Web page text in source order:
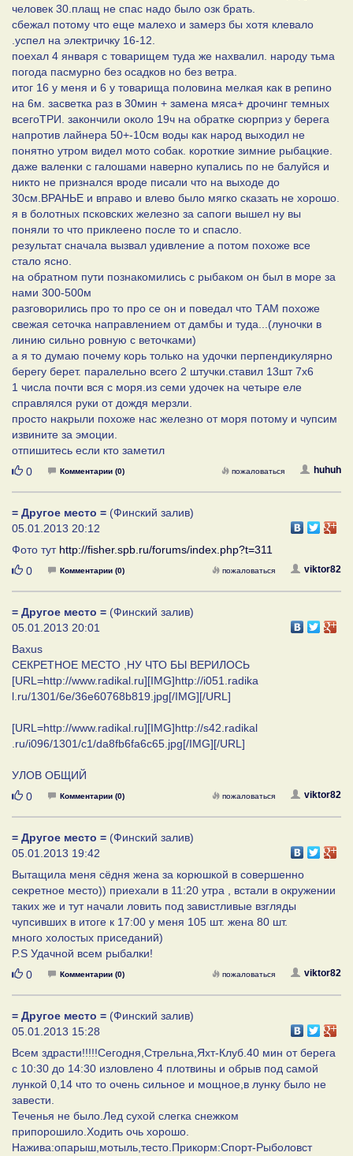
человек 30.плащ не спас надо было озк брать.
сбежал потому что еще малехо и замерз бы хотя клевало
.успел на электричку 16-12.
поехал 4 января с товарищем туда же нахвалил. народу тьма
погода пасмурно без осадков но без ветра.
итог 16 у меня и 6 у товарища половина мелкая как в репино
на 6м. засветка раз в 30мин + замена мяса+ дрочинг темных
всегоТРИ. закончили около 19ч на обратке сюрприз у берега
напротив лайнера 50+-10см воды как народ выходил не
понятно утром видел мото собак. короткие зимние рыбацкие.
даже валенки с галошами наверно купались по не балуйся и
никто не признался вроде писали что на выходе до
30см.ВРАНЬЕ и вправо и влево было мягко сказать не хорошо.
я в болотных псковских железно за сапоги вышел ну вы
поняли то что приклеено после то и спасло.
результат сначала вызвал удивление а потом похоже все
стало ясно.
на обратном пути познакомились с рыбаком он был в море за
нами 300-500м
разговорились про то про се он и поведал что ТАМ похоже
свежая сеточка направлением от дамбы и туда...(луночки в
линию сильно ровную с веточками)
а я то думаю почему корь только на удочки перпендикулярно
берегу берет. паралельно всего 2 штучки.ставил 13шт 7х6
1 числа почти вся с моря.из семи удочек на четыре еле
справлялся руки от дождя мерзли.
просто накрыли похоже нас железно от моря потому и чупсим
извините за эмоции.
отпишитесь если кто заметил
Нравится
0 Комментарии (0) huhuh
пожаловаться
= Другое место = (Финский залив)
05.01.2013 20:12
Фото тут http://fisher.spb.ru/forums/index.php?t=311
Нравится
0 Комментарии (0) viktor82
пожаловаться
= Другое место = (Финский залив)
05.01.2013 20:01
Baxus
СЕКРЕТНОЕ МЕСТО ,НУ ЧТО БЫ ВЕРИЛОСЬ
[URL=http://www.radikal.ru][IMG]http://i051.radika
l.ru/1301/6e/36e60768b819.jpg[/IMG][/URL]
[URL=http://www.radikal.ru][IMG]http://s42.radikal
.ru/i096/1301/c1/da8fb6fa6c65.jpg[/IMG][/URL]
УЛОВ ОБЩИЙ
Нравится
0 Комментарии (0) viktor82
пожаловаться
= Другое место = (Финский залив)
05.01.2013 19:42
Вытащила меня сёдня жена за корюшкой в совершенно
секретное место)) приехали в 11:20 утра , встали в окружении
таких же и тут начали ловить под завистливые взгляды
чупсивших в итоге к 17:00 у меня 105 шт. жена 80 шт.
много холостых приседаний)
P.S Удачной всем рыбалки!
Нравится
0 Комментарии (0) viktor82
пожаловаться
= Другое место = (Финский залив)
05.01.2013 15:28
Всем здрасти!!!!!Сегодня,Стрельна,Яхт-Клуб.40 мин от берега
с 10:30 до 14:30 изловлено 4 плотвины и обрыв под самой
лункой 0,14 что то очень сильное и мощное,в лунку было не
завести.
Теченья не было.Лед сухой слегка снежком
припорошило.Ходить очь хорошо.
Нажива:опарыш,мотыль,тесто.Прикорм:Спорт-Рыболовст